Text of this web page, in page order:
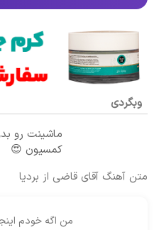
وبگردی
ماشینت رو
کمسیون 😍
متن آهنگ آقای قاضی از بردیا
من اگه خودم